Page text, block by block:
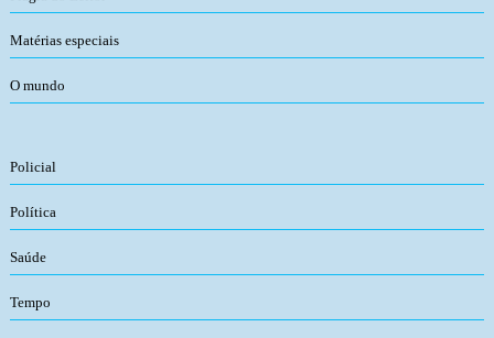
Matérias especiais
O mundo
Policial
Política
Saúde
Tempo